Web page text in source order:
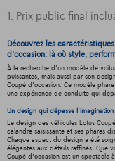
1. Prix public final
Découvrez les
d'occasion: là où style,
À la recherche d'un modèle de
puissantes, mais aussi par son
Coupé d'occasion. Ce modèle
une expérience de conduite qui
Un design qui dépasse l'imagination
Le design des véhicules Lotus
calandre saisissante et ses phares
Chaque aspect du design a été
élégantes aux détails raffinés. Que
Coupé d'occasion est un spectacle à